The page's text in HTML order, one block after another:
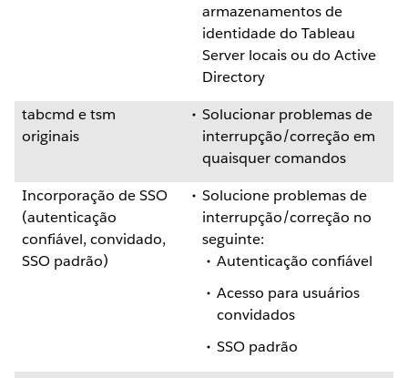
armazenamentos de
identidade do Tableau
Server locais ou do Active
Directory
tabcmd e tsm
originais
Solucionar problemas de
interrupção/correção em
quaisquer comandos
Incorporação de SSO
(autenticação
confiável, convidado,
SSO padrão)
Solucione problemas de
interrupção/correção no
seguinte:
Autenticação confiável
Acesso para usuários
convidados
SSO padrão